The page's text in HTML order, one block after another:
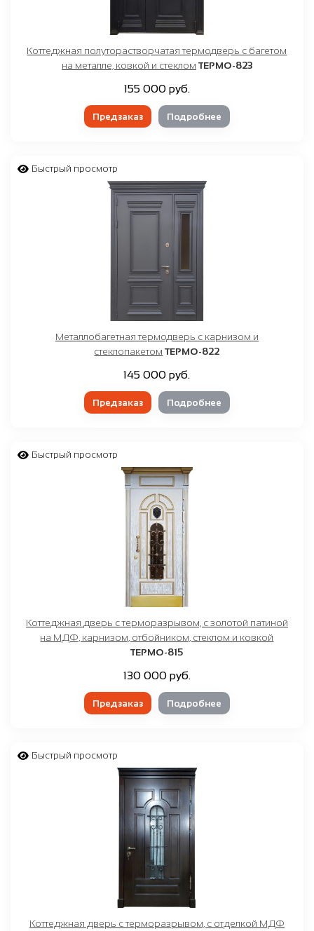
Коттеджная полуторастворчатая термодверь с багетом
на металле, ковкой и стеклом ТЕРМО-823
155 000 руб.
Предзаказ Подробнее
Быстрый просмотр
Металлобагетная термодверь с карнизом и
стеклопакетом ТЕРМО-822
145 000 руб.
Предзаказ Подробнее
Быстрый просмотр
Коттеджная дверь с терморазрывом, с золотой патиной
на МДФ, карнизом, отбойником, стеклом и ковкой
ТЕРМО-815
130 000 руб.
Предзаказ Подробнее
Быстрый просмотр
Коттеджная дверь с терморазрывом, с отделкой МДФ